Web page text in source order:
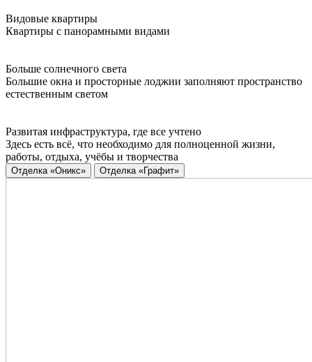
Видовые квартиры
Квартиры с панорамными видами
Больше солнечного света
Большие окна и просторные лоджии заполняют пространство
естественным светом
Развитая инфраструктура, где все учтено
Здесь есть всё, что необходимо для полноценной жизни,
работы, отдыха, учёбы и творчества
Отделка «Оникс» Отделка «Графит»